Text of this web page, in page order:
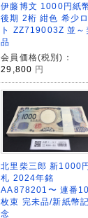
伊藤博文 1000円紙
後期 2桁 紺色 希少ロ
ト ZZ719003Z 並～
品
会員価格(税別)：
29,800 円
北里柴三郎 新1000円
札 2024年銘
AA878201〜 連番
枚束 完未品/新紙幣記
念